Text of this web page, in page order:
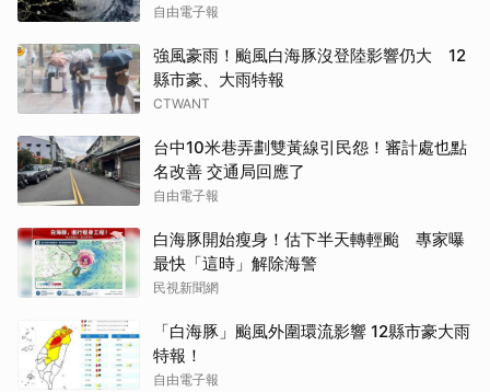
自由電子報
強風豪雨！颱風白海豚沒登陸影響仍大 12
縣市豪、大雨特報
CTWANT
台中10米巷弄劃雙黃線引民怨！審計處也點
名改善 交通局回應了
自由電子報
白海豚開始瘦身！估下半天轉輕颱 專家曝
最快「這時」解除海警
民視新聞網
「白海豚」颱風外圍環流影響 12縣市豪大雨
特報！
自由電子報